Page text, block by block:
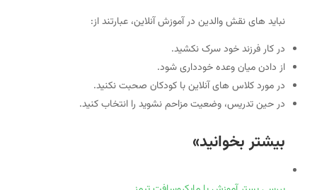
نباید های نقش والدین در آموزش آنلاین، عبارتند از:
در کار فرزند خود سرک نکشید.
از دادن میان وعده خودداری شود.
در مورد کلاس های آنلاین با کودکان صحبت نکنید.
در حین تدریس، وضعیت مزاحم نشوید را انتخاب کنید.
بیشتر بخوانید»